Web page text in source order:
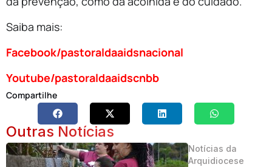
Saiba mais:
Facebook/pastoraldaaidsnacional
Youtube/pastoraldaaidscnbb
Compartilhe
Outras Notícias
Notícias da
Arquidiocese